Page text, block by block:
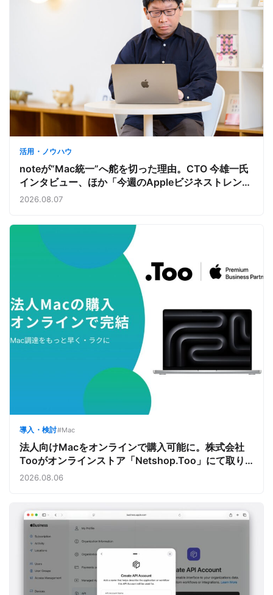
活用・ノウハウ
noteが“Mac統一”へ舵を切った理由。CTO 今雄一氏
インタビュー、ほか「今週のAppleビジネストレン
ド」
2026.08.07
導入・検討#Mac
法人向けMacをオンラインで購入可能に。株式会社
Tooがオンラインストア「Netshop.Too」にて取り
扱いをスタート。デバイス調達の手間を減らし、スピ
2026.08.06